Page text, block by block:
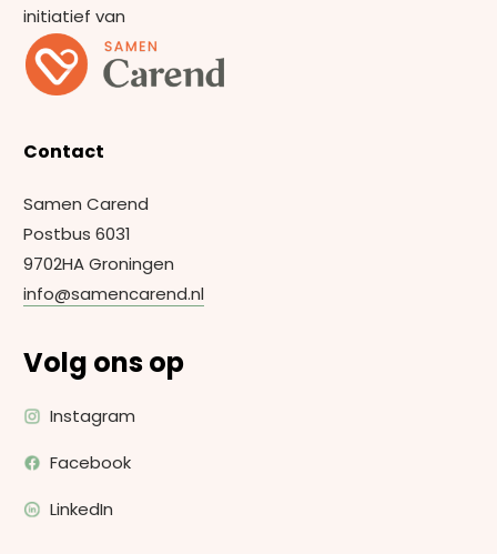
initiatief van
Contact
Samen Carend
Postbus 6031
9702HA Groningen
info@samencarend.nl
Volg ons op
Instagram
Facebook
LinkedIn